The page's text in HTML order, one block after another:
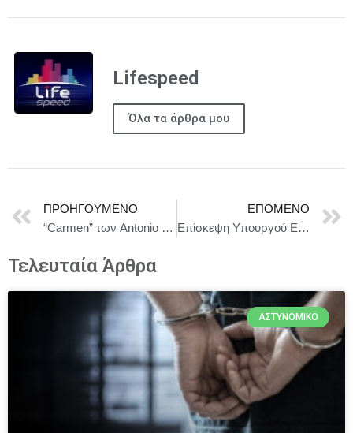
Lifespeed
Όλα τα άρθρα μου
ΠΡΟΗΓΟΎΜΕΝΟ
“Carmen” των Antonio Gades & Carlos Saura με την Compañía Antonio Gades – Στο Μέγαρο Μουσικής Αθηνών 24, 25 & 26 Απριλίου
ΕΠΌΜΕΝΟ
Επίσκεψη Υπουργού Εξωτερικών, Γιώργου Γεραπετρίτη, στην Ουάσιγκτων
Τελευταία Άρθρα
ΑΣΤΥΝΟΜΙΚΌ